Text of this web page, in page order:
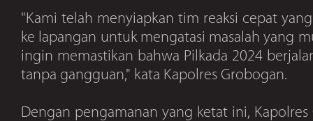
"Kami telah menyiapkan tim reaksi cepat
ke lapangan untuk mengatasi masalah yang
ingin memastikan bahwa Pilkada 2024
tanpa gangguan," kata Kapolres Grobogan.
Dengan pengamanan yang ketat ini,